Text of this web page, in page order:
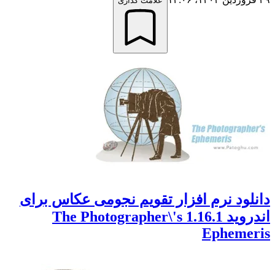
نرم افزار تقویم نجومی عکاس برای
اندروید 1.16.1 The Photographer\'s